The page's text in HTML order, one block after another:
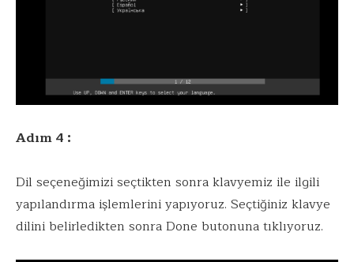
Adım 4 :
Dil seçeneğimizi seçtikten sonra klavyemiz ile ilgili
yapılandırma işlemlerini yapıyoruz. Seçtiğiniz klavye
dilini belirledikten sonra Done butonuna tıklıyoruz.